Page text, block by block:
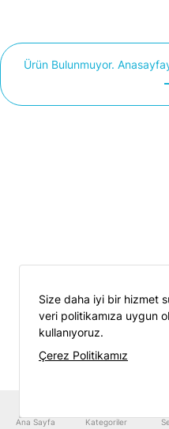
Ürün Bulunmuyor.
Ana Sayfa Kategoriler
Size daha iyi bir hizmet
veri politikamıza uygun
kullanıyoruz.
Çerez Politikamız